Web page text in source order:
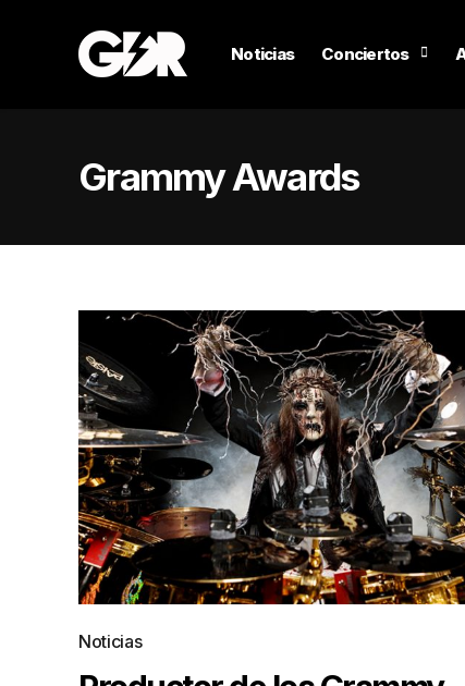
Noticias Conciertos
Grammy Awards
Noticias